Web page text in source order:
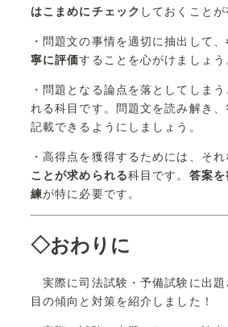
はこまめにチェック しておくことが
・問題文の事情を適切に抽出して、
寧に評価することを心がけましょう
・問題となる論点を落としてしま
れる科目です。問題文を読み解き、
記載できるようにしましょう。
・高得点を獲得するためには、そ
ことが求められる科目です。 答案を
練が特に必要です。
◇おわりに
実際に司法試験・予備試験に出題
目の傾向と対策を紹介しました！